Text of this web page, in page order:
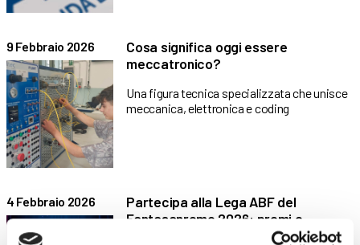
9 Febbraio 2026
Cosa significa oggi essere
meccatronico?
Una figura tecnica specializzata che unisce
meccanica, elettronica e coding
4 Febbraio 2026
Partecipa alla Lega ABF del
Fantasanremo 2026: premi e
divertimento ti aspettano!